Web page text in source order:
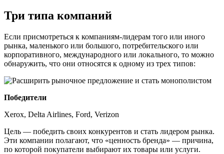
Три типа компаний
Если присмотреться к компаниям-лидерам того или иного
рынка, маленького или большого, потребительского или
корпоративного, международного или локального, то можно
обнаружить, что они относятся к одному из трех типов:
Победители
Xerox, Delta Airlines, Ford, Verizon
Цель — победить своих конкурентов и стать лидером рынка.
Эти компании полагают, что «ценность бренда» — причина,
по которой покупатели выбирают их товары или услуги.